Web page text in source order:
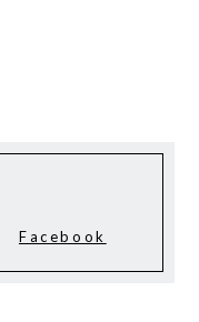
Facebook